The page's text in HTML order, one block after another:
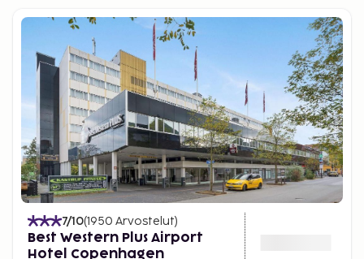
7/10(1950 Arvostelut)
Best Western Plus Airport
Hotel Copenhagen